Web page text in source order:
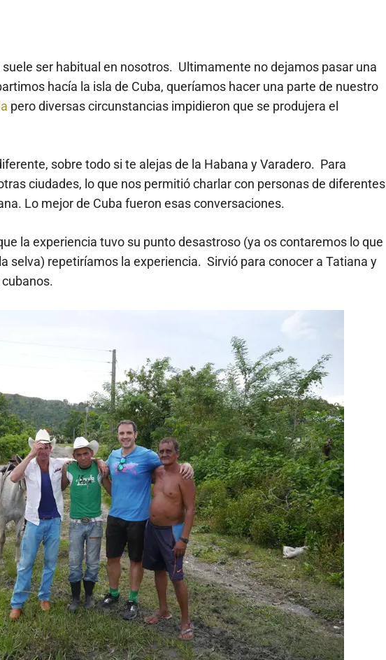
suele ser habitual en nosotros. Ultimamente no dejamos pasar una
hacía la isla de Cuba, queríamos hacer una parte de nuestro
pero diversas circunstancias impidieron que se produjera el
sobre todo si te alejas de la Habana y Varadero. Para
ciudades, lo que nos permitió charlar con personas de diferentes
Lo mejor de Cuba fueron esas conversaciones.
la experiencia tuvo su punto desastroso (ya os contaremos lo que
selva) repetiríamos la experiencia. Sirvió para conocer a Tatiana y